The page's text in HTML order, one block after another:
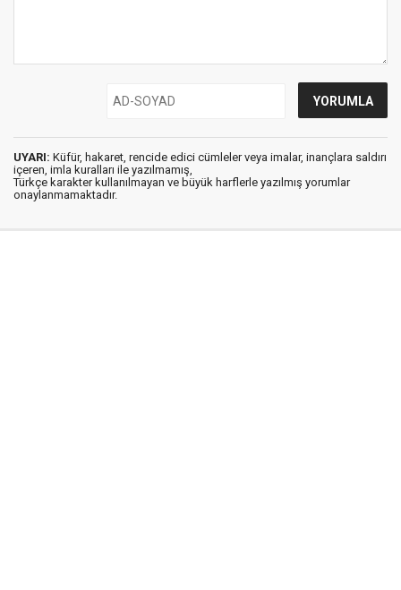
UYARI: Küfür, hakaret, rencide edici cümleler veya imalar, inançlara saldırı
içeren, imla kuralları ile yazılmamış,
Türkçe karakter kullanılmayan ve büyük harflerle yazılmış yorumlar
onaylanmamaktadır.